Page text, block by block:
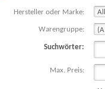
Hersteller oder Marke:
Warengruppe:
Suchwörter:
Max. Preis: